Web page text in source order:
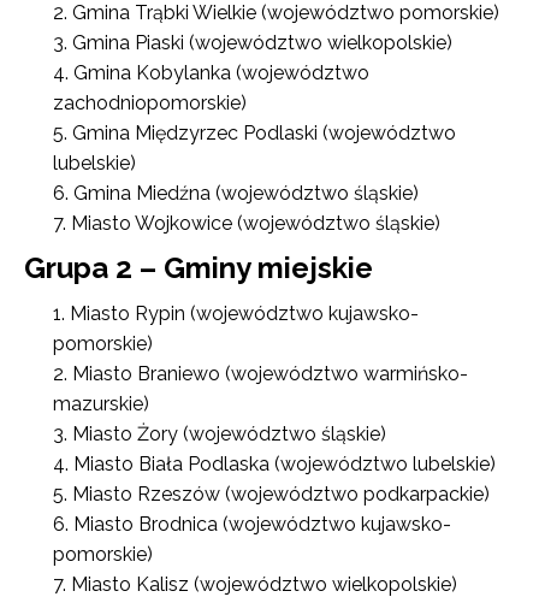
Gmina Trąbki Wielkie (województwo pomorskie)
Gmina Piaski (województwo wielkopolskie)
Gmina Kobylanka (województwo
zachodniopomorskie)
Gmina Międzyrzec Podlaski (województwo
lubelskie)
Gmina Miedźna (województwo śląskie)
Miasto Wojkowice (województwo śląskie)
Grupa 2 – Gminy miejskie
Miasto Rypin (województwo kujawsko-
pomorskie)
Miasto Braniewo (województwo warmińsko-
mazurskie)
Miasto Żory (województwo śląskie)
Miasto Biała Podlaska (województwo lubelskie)
Miasto Rzeszów (województwo podkarpackie)
Miasto Brodnica (województwo kujawsko-
pomorskie)
Miasto Kalisz (województwo wielkopolskie)